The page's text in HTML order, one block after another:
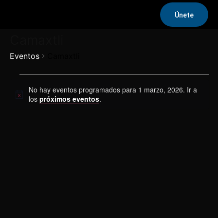
Únete
Eventos
Eventos
enAviso
No hay eventos programados para 1 marzo, 2026. Ir a
lospróximos eventos.